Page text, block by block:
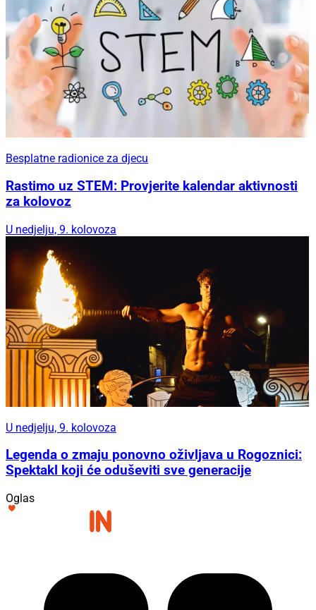
Besplatne radionice za djecu
Rastimo uz STEM: Provjerite kalendar aktivnosti
za kolovoz
U nedjelju, 9. kolovoza
U nedjelju, 9. kolovoza
Legenda o zmaju ponovno oživljava u Rogoznici:
Spektakl koji će oduševiti sve generacije
Oglas